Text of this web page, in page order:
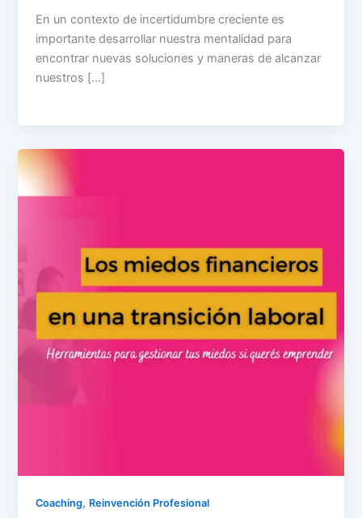
En un contexto de incertidumbre creciente es
importante desarrollar nuestra mentalidad para
encontrar nuevas soluciones y maneras de alcanzar
nuestros […]
Coaching, Reinvención Profesional